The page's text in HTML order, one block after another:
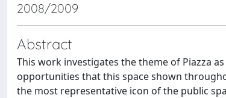
2008/2009
Abstract
This work investigates the theme of Piazza
opportunities that this space shown
the most representative icon of the public